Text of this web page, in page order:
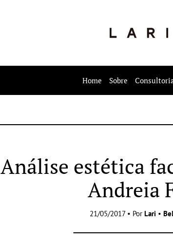
Home Sobre
Análise estética
Andreia
21/05/2017 • Por Lari •